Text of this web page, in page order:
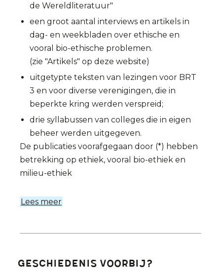
de Wereldliteratuur"
een groot aantal interviews en artikels in
dag- en weekbladen over ethische en
vooral bio-ethische problemen.
(zie "Artikels" op deze website)
uitgetypte teksten van lezingen voor BRT
3 en voor diverse verenigingen, die in
beperkte kring werden verspreid;
drie syllabussen van colleges die in eigen
beheer werden uitgegeven.
De publicaties voorafgegaan door (*) hebben
betrekking op ethiek, vooral bio-ethiek en
milieu-ethiek
Lees meer
-
Geschiedenis voorbij?